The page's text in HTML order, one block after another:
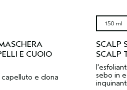
E CUOIO
e dona
150 ml
SCALP
SCALP
sebo in